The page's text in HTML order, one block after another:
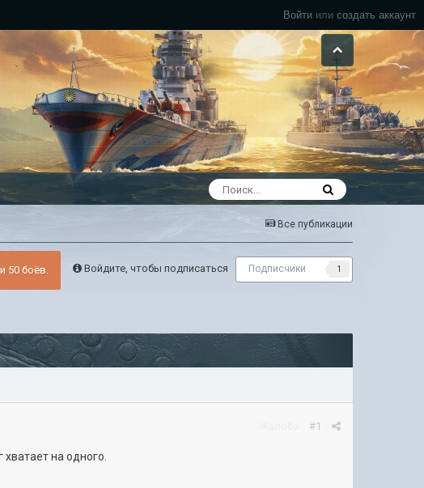
Войти или создать аккаунт
Все публикации
Войдите, чтобы подписаться Подписчики 1
50 боёв.
#1
на одного.